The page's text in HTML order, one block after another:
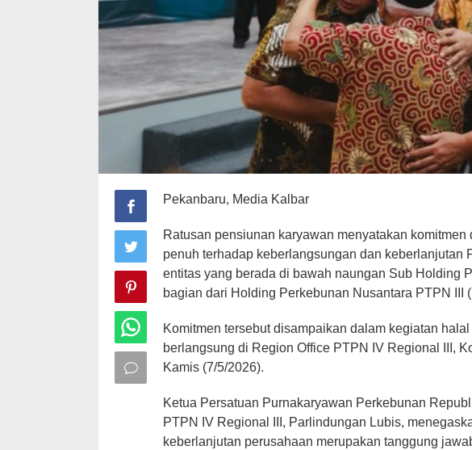
Pekanbaru, Media Kalbar
Ratusan pensiunan karyawan menyatakan komitmen
penuh terhadap keberlangsungan dan keberlanjutan
entitas yang berada di bawah naungan Sub Holding
bagian dari Holding Perkebunan Nusantara PTPN III
Komitmen tersebut disampaikan dalam kegiatan
berlangsung di Region Office PTPN IV Regional III,
Kamis (7/5/2026).
Ketua Persatuan Purnakaryawan Perkebunan
PTPN IV Regional III, Parlindungan Lubis,
keberlanjutan perusahaan merupakan tanggung